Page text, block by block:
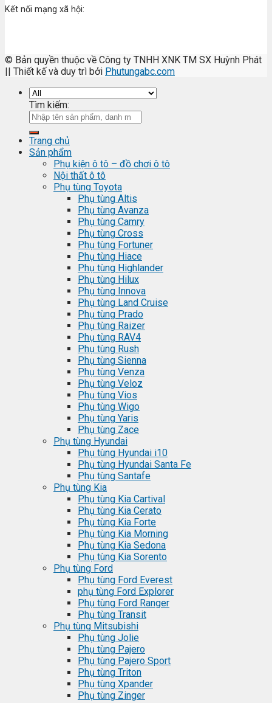
Kết nối mạng xã hội:
© Bản quyền thuộc về Công ty TNHH XNK TM SX Huỳnh Phát
|| Thiết kế và duy trì bởi Phutungabc.com
Tìm kiếm:
Trang chủ
Sản phẩm
Phụ kiện ô tô – đồ chơi ô tô
Nội thất ô tô
Phụ tùng Toyota
Phụ tùng Altis
Phụ tùng Avanza
Phụ tùng Camry
Phụ tùng Cross
Phụ tùng Fortuner
Phụ tùng Hiace
Phụ tùng Highlander
Phụ tùng Hilux
Phụ tùng Innova
Phụ tùng Land Cruise
Phụ tùng Prado
Phụ tùng Raizer
Phụ tùng RAV4
Phụ tùng Rush
Phụ tùng Sienna
Phụ tùng Venza
Phụ tùng Veloz
Phụ tùng Vios
Phụ tùng Wigo
Phụ tùng Yaris
Phụ tùng Zace
Phụ tùng Hyundai
Phụ tùng Hyundai i10
Phụ tùng Hyundai Santa Fe
Phụ tùng Santafe
Phụ tùng Kia
Phụ tùng Kia Cartival
Phụ tùng Kia Cerato
Phụ tùng Kia Forte
Phụ tùng Kia Morning
Phụ tùng Kia Sedona
Phụ tùng Kia Sorento
Phụ tùng Ford
Phụ tùng Ford Everest
phụ tùng Ford Explorer
Phụ tùng Ford Ranger
Phụ tùng Transit
Phụ tùng Mitsubishi
Phụ tùng Jolie
Phụ tùng Pajero
Phụ tùng Pajero Sport
Phụ tùng Triton
Phụ tùng Xpander
Phụ tùng Zinger